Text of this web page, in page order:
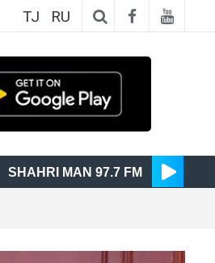
TJ RU
SHAHRI MAN 97.7 FM